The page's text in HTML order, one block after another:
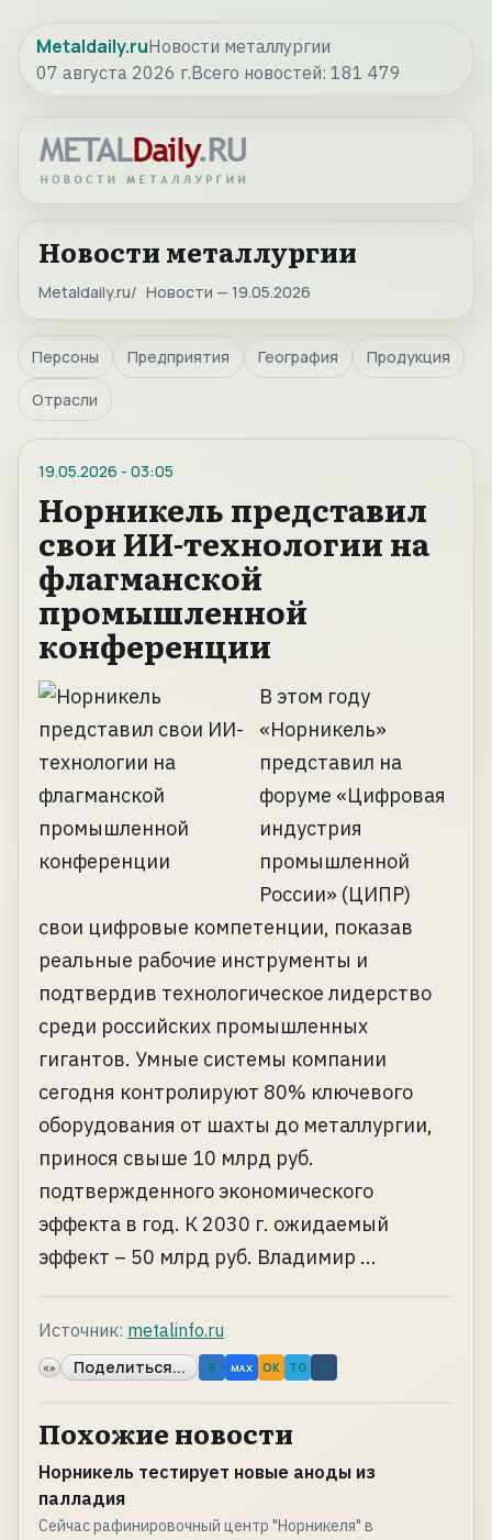
Metaldaily.ruНовости металлургии
07 августа 2026 г.Всего новостей: 181 479
Новости металлургии
Metaldaily.ru Новости — 19.05.2026
Персоны Предприятия География Продукция
Отрасли
19.05.2026 - 03:05
Норникель представил
свои ИИ-технологии на
флагманской
промышленной
конференции
В этом году
«Норникель»
представил на
форуме «Цифровая
индустрия
промышленной
России» (ЦИПР)
свои цифровые компетенции, показав
реальные рабочие инструменты и
подтвердив технологическое лидерство
среди российских промышленных
гигантов. Умные системы компании
сегодня контролируют 80% ключевого
оборудования от шахты до металлургии,
принося свыше 10 млрд руб.
подтвержденного экономического
эффекта в год. К 2030 г. ожидаемый
эффект – 50 млрд руб. Владимир ...
Источник: metalinfo.ru
«» Поделиться... B MAX OK TG ↗
Похожие новости
Норникель тестирует новые аноды из
палладия
Сейчас рафинировочный центр "Норникеля" в